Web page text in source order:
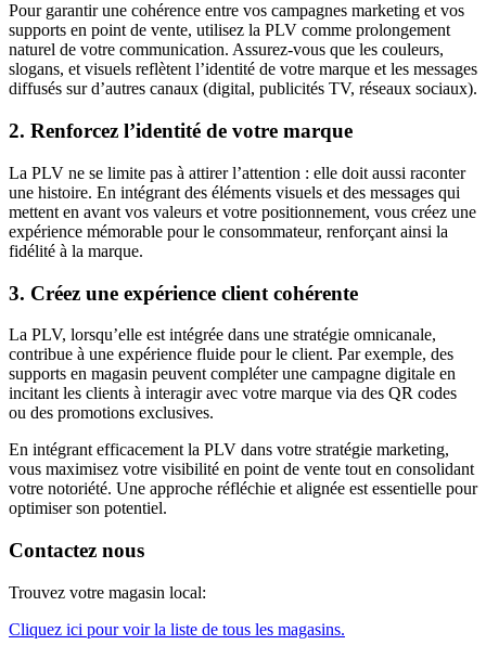
Pour garantir une cohérence entre vos campagnes marketing et vos
supports en point de vente, utilisez la PLV comme prolongement
naturel de votre communication. Assurez-vous que les couleurs,
slogans, et visuels reflètent l’identité de votre marque et les messages
diffusés sur d’autres canaux (digital, publicités TV, réseaux sociaux).
2. Renforcez l’identité de votre marque
La PLV ne se limite pas à attirer l’attention : elle doit aussi raconter
une histoire. En intégrant des éléments visuels et des messages qui
mettent en avant vos valeurs et votre positionnement, vous créez une
expérience mémorable pour le consommateur, renforçant ainsi la
fidélité à la marque.
3. Créez une expérience client cohérente
La PLV, lorsqu’elle est intégrée dans une stratégie omnicanale,
contribue à une expérience fluide pour le client. Par exemple, des
supports en magasin peuvent compléter une campagne digitale en
incitant les clients à interagir avec votre marque via des QR codes
ou des promotions exclusives.
En intégrant efficacement la PLV dans votre stratégie marketing,
vous maximisez votre visibilité en point de vente tout en consolidant
votre notoriété. Une approche réfléchie et alignée est essentielle pour
optimiser son potentiel.
Contactez nous
Trouvez votre magasin local:
Cliquez ici pour voir la liste de tous les magasins.